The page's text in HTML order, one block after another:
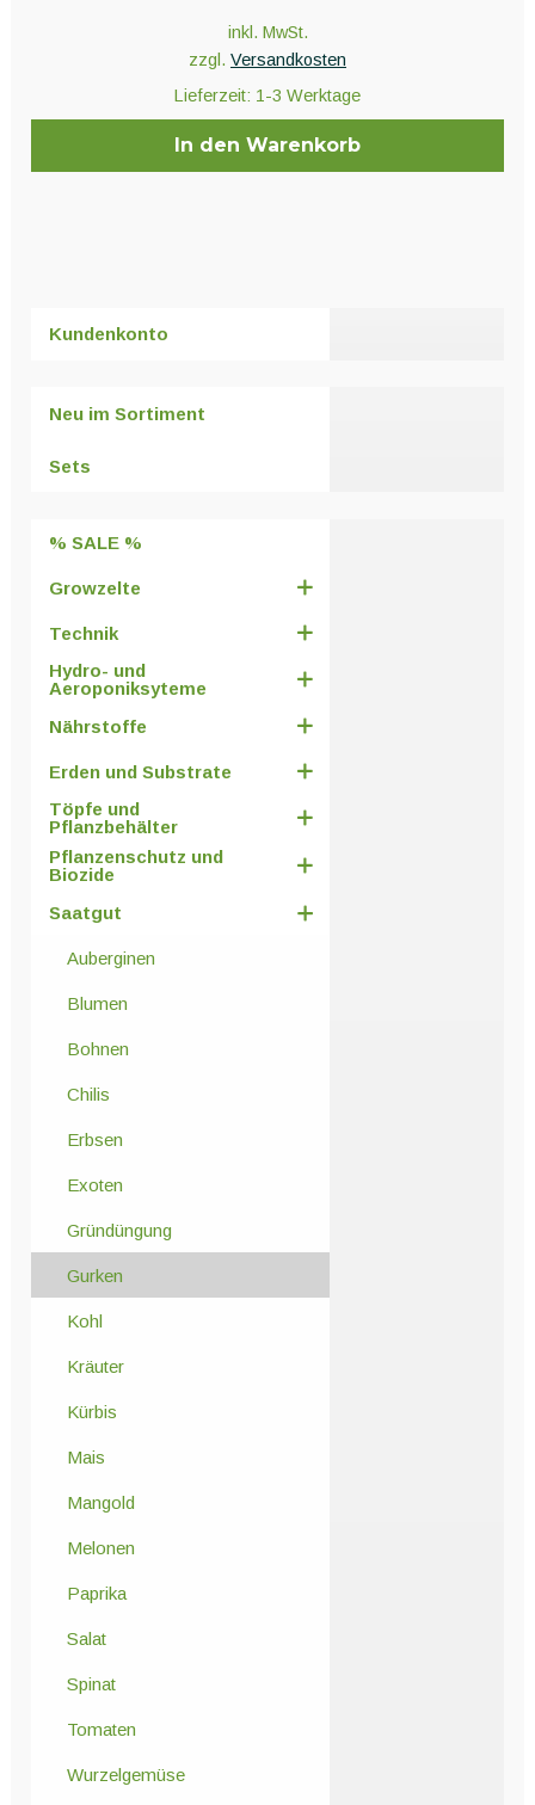
inkl. MwSt.
zzgl. Versandkosten
Lieferzeit: 1-3 Werktage
In den Warenkorb
Kundenkonto
Neu im Sortiment
Sets
% SALE %
Growzelte
Technik
Hydro- und
Aeroponiksyteme
Nährstoffe
Erden und Substrate
Töpfe und
Pflanzbehälter
Pflanzenschutz und
Biozide
Saatgut
Auberginen
Blumen
Bohnen
Chilis
Erbsen
Exoten
Gründüngung
Gurken
Kohl
Kräuter
Kürbis
Mais
Mangold
Melonen
Paprika
Salat
Spinat
Tomaten
Wurzelgemüse